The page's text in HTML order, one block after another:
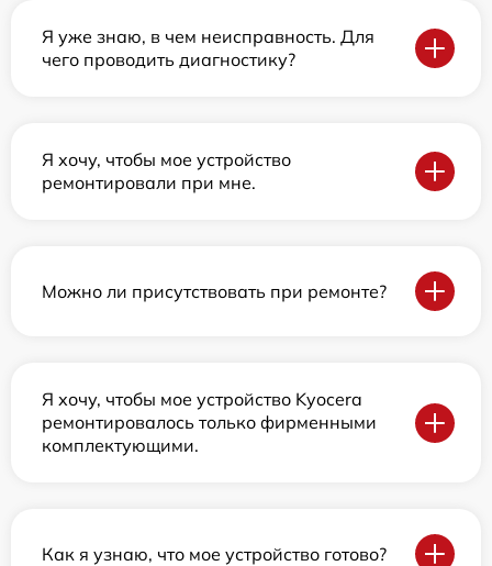
Я уже знаю, в чем неисправность. Для
чего проводить диагностику?
Я хочу, чтобы мое устройство
ремонтировали при мне.
Можно ли присутствовать при ремонте?
Я хочу, чтобы мое устройство Kyocera
ремонтировалось только фирменными
комплектующими.
Как я узнаю, что мое устройство готово?